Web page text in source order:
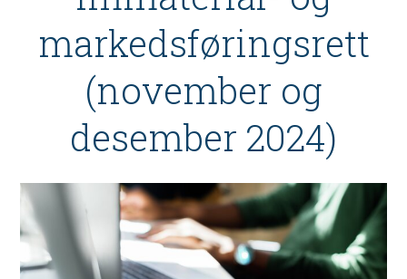
markedsføringsrett
(november og
desember 2024)